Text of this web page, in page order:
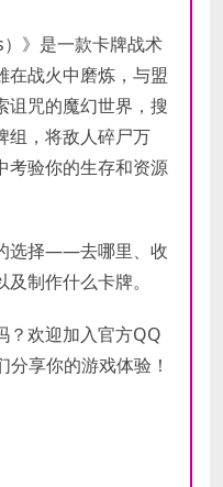
》是一款卡牌战术
在战火中磨炼，与盟
诅咒的魔幻世界，搜
组，将敌人碎尸万
考验你的生存和资源
选择——去哪里、收
制作什么卡牌。
？欢迎加入官方QQ
享你的游戏体验！